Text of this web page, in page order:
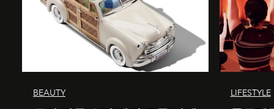
BEAUTY LIFESTYLE